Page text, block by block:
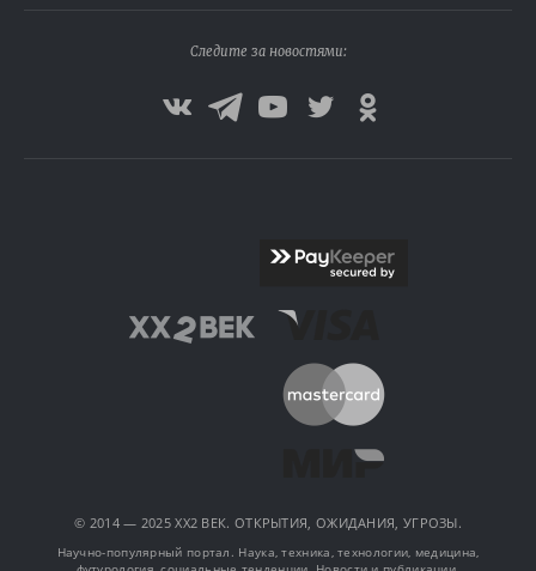
Следите за новостями:
© 2014 — 2025 XX2 ВЕК. ОТКРЫТИЯ, ОЖИДАНИЯ, УГРОЗЫ.
Научно-популярный портал. Наука, техника, технологии, медицина,